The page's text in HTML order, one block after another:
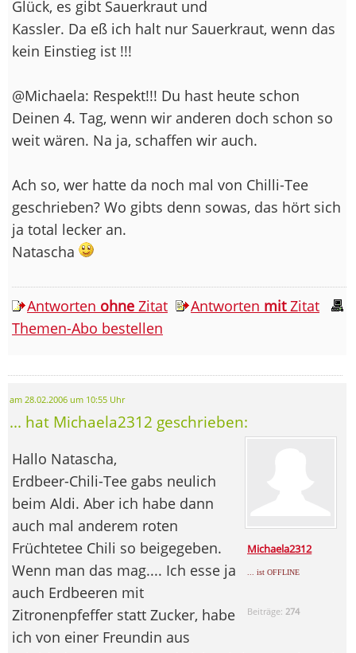
Glück, es gibt Sauerkraut und
Kassler. Da eß ich halt nur Sauerkraut, wenn das
kein Einstieg ist !!!
@Michaela: Respekt!!! Du hast heute schon
Deinen 4. Tag, wenn wir anderen doch schon so
weit wären. Na ja, schaffen wir auch.
Ach so, wer hatte da noch mal von Chilli-Tee
geschrieben? Wo gibts denn sowas, das hört sich
ja total lecker an.
Natascha
Antworten ohne Zitat Antworten mitZitat
Themen-Abo bestellen
am 28.02.2006 um 10:55 Uhr
... hat Michaela2312 geschrieben:
Michaela2312
... ist OFFLINE
Beiträge: 274
Hallo Natascha,
Erdbeer-Chili-Tee gabs neulich
beim Aldi. Aber ich habe dann
auch mal anderem roten
Früchtetee Chili so beigegeben.
Wenn man das mag.... Ich esse ja
auch Erdbeeren mit
Zitronenpfeffer statt Zucker, habe
ich von einer Freundin aus